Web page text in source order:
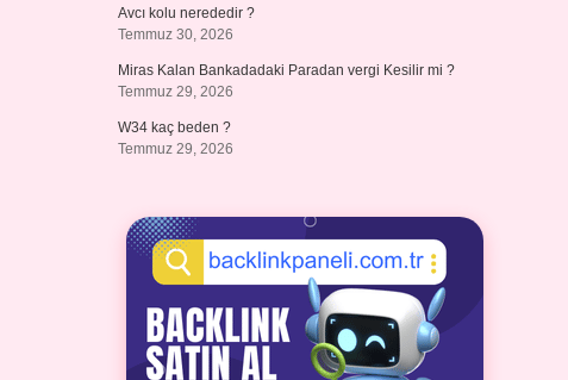
Avcı kolu nerededir ?
Temmuz 30, 2026
Miras Kalan Bankadadaki Paradan vergi Kesilir mi ?
Temmuz 29, 2026
W34 kaç beden ?
Temmuz 29, 2026